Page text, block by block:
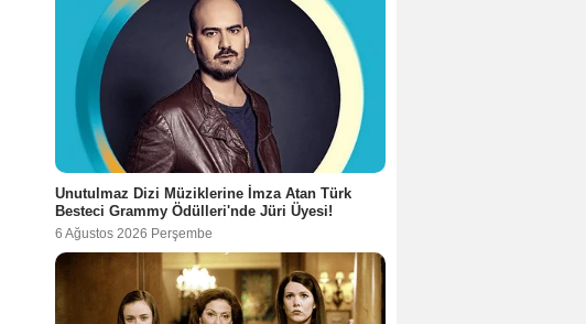
Unutulmaz Dizi Müziklerine İmza Atan Türk
Besteci Grammy Ödülleri'nde Jüri Üyesi!
6 Ağustos 2026 Perşembe